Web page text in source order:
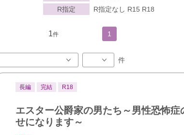
R指定
R指定なし R15 R18
1件 1
件
長編 完結 R18
エスター公爵家の男たち～男性恐怖
せになります～